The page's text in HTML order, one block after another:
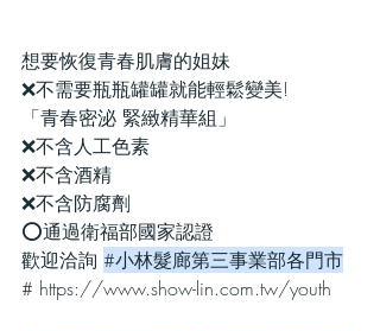
想要恢復青春肌膚的姐妹
❌不需要瓶瓶罐罐就能輕鬆變美!
「青春密泌 緊緻精華組」
❌不含人工色素
❌不含酒精
❌不含防腐劑
⭕通過衛福部國家認證
歡迎洽詢 #小林髮廊第三事業部各門市
# https://www.show-lin.com.tw/youth